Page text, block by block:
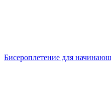
Бисероплетение для